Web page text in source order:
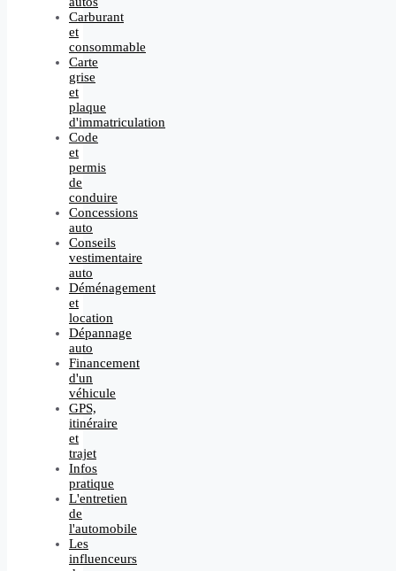
Carburant
et
consommable
Carte
grise
et
plaque
d'immatriculation
Code
et
permis
de
conduire
Concessions
auto
Conseils
vestimentaire
auto
Déménagement
et
location
Dépannage
auto
Financement
d'un
véhicule
GPS,
itinéraire
et
trajet
Infos
pratique
L'entretien
de
l'automobile
Les
influenceurs